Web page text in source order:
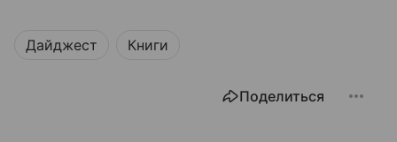
Дайджест Книги
Поделиться